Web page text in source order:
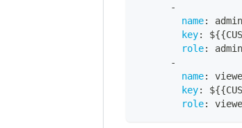
-
name:
admin
key: ${{
role:
admin
-
name:
key: ${{
role: